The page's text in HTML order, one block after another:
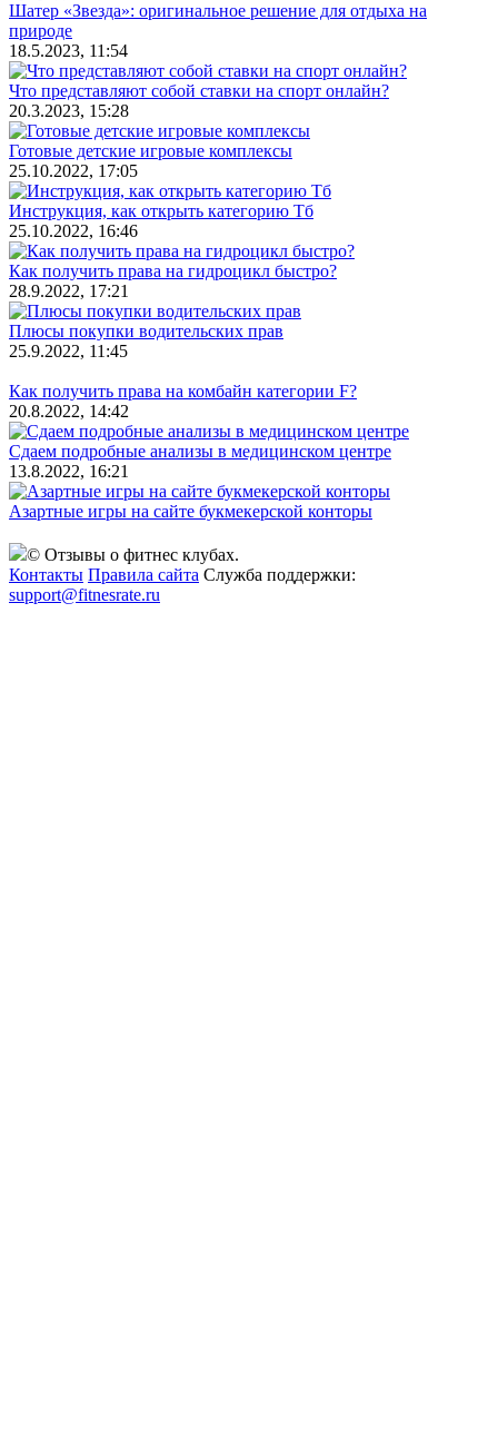
Шатер «Звезда»: оригинальное решение для отдыха на
природе
18.5.2023, 11:54
Что представляют собой ставки на спорт онлайн?
20.3.2023, 15:28
Готовые детские игровые комплексы
25.10.2022, 17:05
Инструкция, как открыть категорию Тб
25.10.2022, 16:46
Как получить права на гидроцикл быстро?
28.9.2022, 17:21
Плюсы покупки водительских прав
25.9.2022, 11:45
Как получить права на комбайн категории F?
20.8.2022, 14:42
Сдаем подробные анализы в медицинском центре
13.8.2022, 16:21
Азартные игры на сайте букмекерской конторы
© Отзывы о фитнес клубах.
Контакты Правила сайта Служба поддержки:
support@fitnesrate.ru